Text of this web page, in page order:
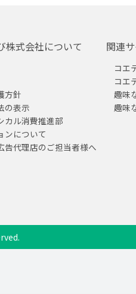
株式会社について
方針
の表示
カル消費推進部
ンについて
告代理店のご担当者様へ
関連
コエ
コエ
趣味
趣味